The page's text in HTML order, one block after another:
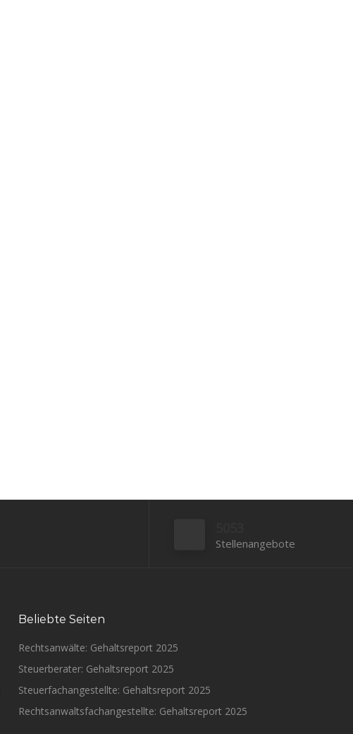
Stellenangebote
Beliebte Seiten
Rechtsanwälte: Gehaltsreport 2025
Steuerberater: Gehaltsreport 2025
Steuerfachangestellte: Gehaltsreport 2025
Rechtsanwaltsfachangestellte: Gehaltsreport 2025